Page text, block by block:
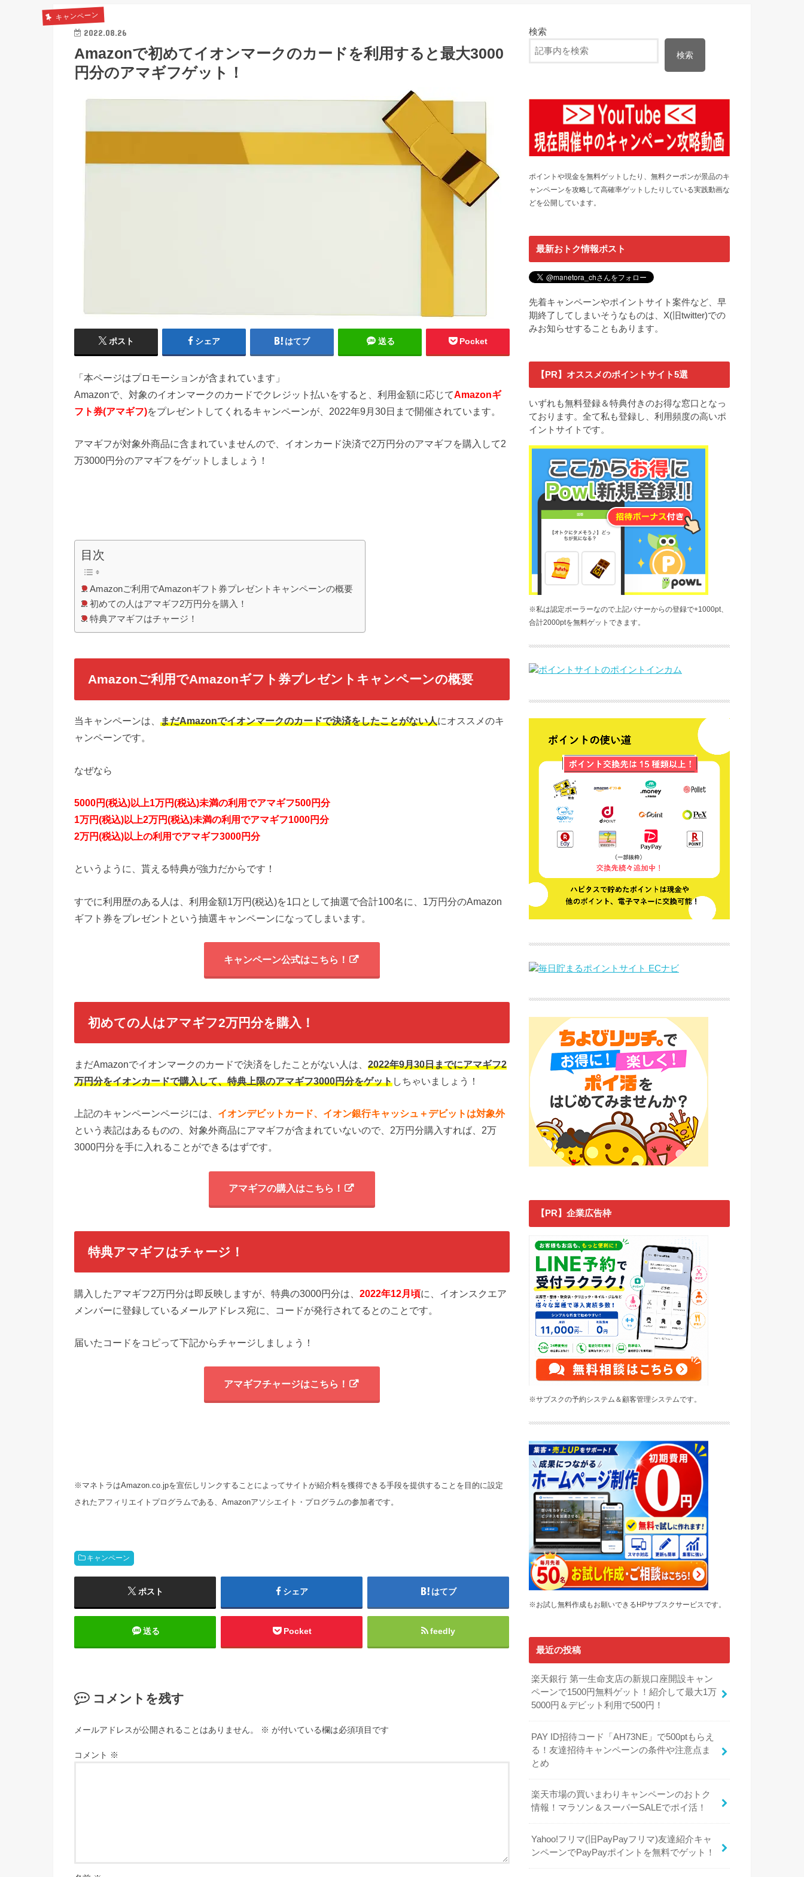
キャンペーン
2022.08.26
Amazonで初めてイオンマークのカードを利用すると最大3000
円分のアマギフゲット！
ポスト シェア はてブ 送る Pocket
「本ページはプロモーションが含まれています」
Amazonで、対象のイオンマークのカードでクレジット払いをすると、利用金額に応じてAmazonギ
フト券(アマギフ)をプレゼントしてくれるキャンペーンが、2022年9月30日まで開催されています。
アマギフが対象外商品に含まれていませんので、イオンカード決済で2万円分のアマギフを購入して2
万3000円分のアマギフをゲットしましょう！
目次
Amazonご利用でAmazonギフト券プレゼントキャンペーンの概要
初めての人はアマギフ2万円分を購入！
特典アマギフはチャージ！
Amazonご利用でAmazonギフト券プレゼントキャンペーンの概要
当キャンペーンは、 まだAmazonでイオンマークのカードで決済をしたことがない人にオススメのキ
ャンペーンです。
なぜなら
5000円(税込)以上1万円(税込)未満の利用でアマギフ500円分
1万円(税込)以上2万円(税込)未満の利用でアマギフ1000円分
2万円(税込)以上の利用でアマギフ3000円分
というように、貰える特典が強力だからです！
すでに利用歴のある人は、利用金額1万円(税込)を1口として抽選で合計100名に、1万円分のAmazon
ギフト券をプレゼントという抽選キャンペーンになってしまいます。
キャンペーン公式はこちら！
初めての人はアマギフ2万円分を購入！
まだAmazonでイオンマークのカードで決済をしたことがない人は、 2022年9月30日までにアマギフ2
万円分をイオンカードで購入して、特典上限のアマギフ3000円分をゲットしちゃいましょう！
上記のキャンペーンページには、 イオンデビットカード、イオン銀行キャッシュ＋デビットは対象外
という表記はあるものの、対象外商品にアマギフが含まれていないので、2万円分購入すれば、2万
3000円分を手に入れることができるはずです。
アマギフの購入はこちら！
特典アマギフはチャージ！
購入したアマギフ2万円分は即反映しますが、特典の3000円分は、 2022年12月頃に、イオンスクエア
メンバーに登録しているメールアドレス宛に、コードが発行されてるとのことです。
届いたコードをコピって下記からチャージしましょう！
アマギフチャージはこちら！
※マネトラはAmazon.co.jpを宣伝しリンクすることによってサイトが紹介料を獲得できる手段を提供することを目的に設定
されたアフィリエイトプログラムである、Amazonアソシエイト・プログラムの参加者です。
キャンペーン
ポスト シェア はてブ
送る Pocket feedly
コメントを残す
メールアドレスが公開されることはありません。 ※ が付いている欄は必須項目です
コメント ※
検索
検索
ポイントや現金を無料ゲットしたり、無料クーポンが景品のキ
ャンペーンを攻略して高確率ゲットしたりしている実践動画な
どを公開しています。
最新おトク情報ポスト
先着キャンペーンやポイントサイト案件など、早
期終了してしまいそうなものは、X(旧twitter)での
みお知らせすることもあります。
【PR】オススメのポイントサイト5選
いずれも無料登録＆特典付きのお得な窓口となっ
ております。全て私も登録し、利用頻度の高いポ
イントサイトです。
※私は認定ポーラーなので上記バナーからの登録で+1000pt、
合計2000ptを無料ゲットできます。
【PR】企業広告枠
※サブスクの予約システム＆顧客管理システムです。
※お試し無料作成もお願いできるHPサブスクサービスです。
最近の投稿
楽天銀行 第一生命支店の新規口座開設キャン
ペーンで1500円無料ゲット！紹介して最大1万
5000円＆デビット利用で500円！
PAY ID招待コード「AH73NE」で500ptもらえ
る！友達招待キャンペーンの条件や注意点ま
とめ
楽天市場の買いまわりキャンペーンのおトク
情報！マラソン＆スーパーSALEでポイ活！
Yahoo!フリマ(旧PayPayフリマ)友達紹介キャ
ンペーンでPayPayポイントを無料でゲット！